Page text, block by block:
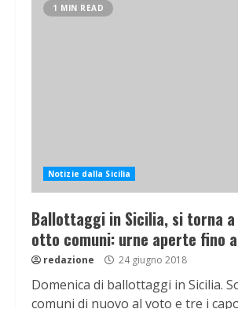
1 MIN READ
Notizie dalla Sicilia
Ballottaggi in Sicilia, si torna
otto comuni: urne aperte fino
redazione 24 giugno 2018
Domenica di ballottaggi in Sicilia.
comuni di nuovo al voto e tre i